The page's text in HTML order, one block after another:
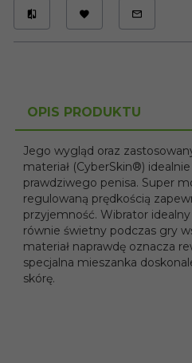
OPIS PRODUKTU
Jego wygląd oraz
materiał (CyberSkin®)
prawdziwego penisa. Super
regulowaną prędkością
przyjemność. Wibrator
równie świetny podczas gry
materiał naprawdę oznacza
specjalna mieszanka
skórę.